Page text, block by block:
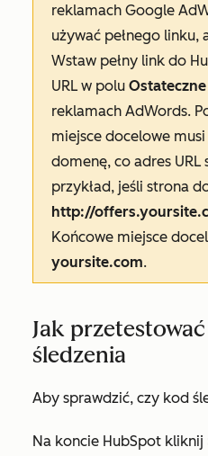
reklamach Google
używać pełnego linku,
Wstaw pełny link do
URL w polu
reklamach AdWords.
miejsce docelowe
domenę, co adres
przykład, jeśli strona
http://
Końcowe miejsce
yoursite.com.
Jak
śledzenia
Aby sprawdzić, czy kod
Na koncie HubSpot kliknij